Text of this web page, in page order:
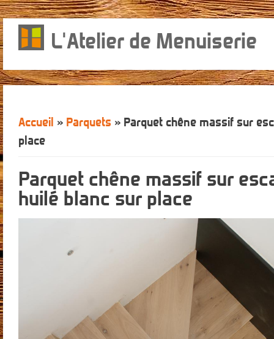
L'Atelier de Menuiserie
Vous êtes ici
Accueil » Parquets » Parquet chêne massif sur
place
Parquet chêne massif sur
huilé blanc sur place